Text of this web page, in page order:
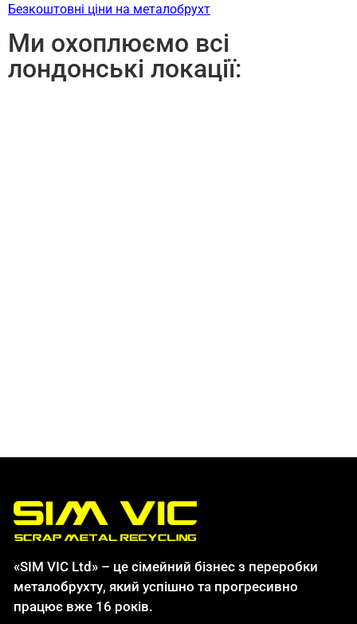
Безкоштовні ціни на металобрухт
Ми охоплюємо всі
лондонські локації:
«SIM VIC Ltd» – це сімейний бізнес з переробки
металобрухту, який успішно та прогресивно
працює вже 16 років.